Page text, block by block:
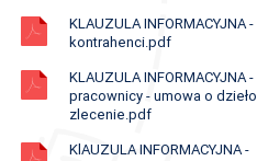
KLAUZULA INFORMACYJNA -
kontrahenci.pdf
KLAUZULA INFORMACYJNA -
pracownicy - umowa o dzieło
zlecenie.pdf
KlAUZULA INFORMACYJNA -